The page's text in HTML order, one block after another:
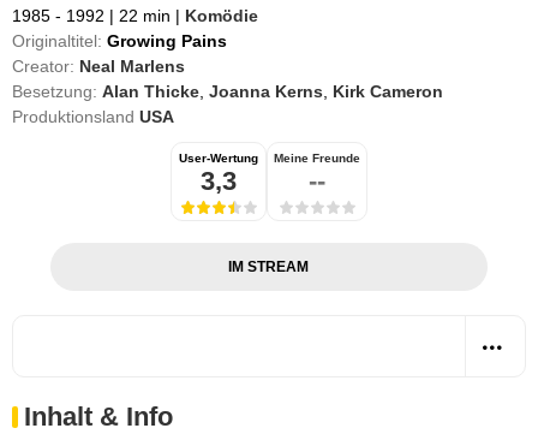
1985 - 1992 | 22 min | Komödie
Originaltitel: Growing Pains
Creator: Neal Marlens
Besetzung: Alan Thicke Joanna Kerns
Kirk Cameron
Produktionsland USA
User-Wertung
3,3
Meine Freunde
--
IM STREAM
Inhalt & Info